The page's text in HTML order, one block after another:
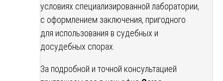
условиях специализированной лаборатории,
с оформлением заключения, пригодного
для использования в судебных и
досудебных спорах.
За подробной и точной консультацией